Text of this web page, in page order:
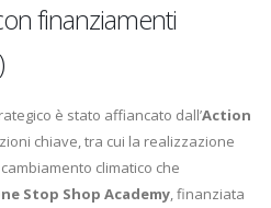
finanziamenti
è stato affiancato dall’Action
chiave, tra cui la realizzazione
climatico che
Stop Shop Academy, finanziata